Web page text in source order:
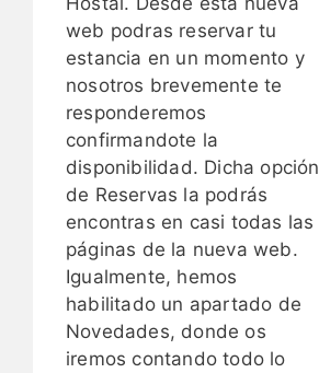
web podras reservar tu
estancia en un momento y
nosotros brevemente te
responderemos
confirmandote la
disponibilidad. Dicha opción
de Reservas la podrás
encontras en casi todas las
páginas de la nueva web.
Igualmente, hemos
habilitado un apartado de
Novedades, donde os
iremos contando todo lo